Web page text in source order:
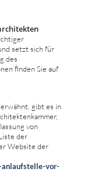
setzt sich für
des
finden Sie auf
gibt es in
von
der
Website der
vor-